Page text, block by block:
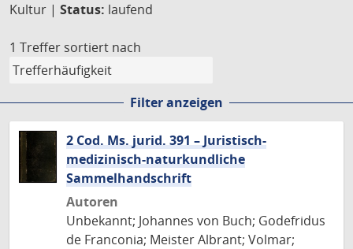
Kultur | Status: laufend
1 Treffer sortiert nach
Filter anzeigen
2 Cod. Ms. jurid. 391 – Juristisch-
medizinisch-naturkundliche
Sammelhandschrift
Autoren
Unbekannt; Johannes von Buch; Godefridus
de Franconia; Meister Albrant; Volmar;